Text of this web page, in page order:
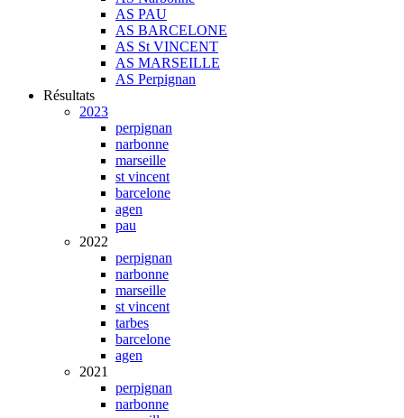
AS PAU
AS BARCELONE
AS St VINCENT
AS MARSEILLE
AS Perpignan
Résultats
2023
perpignan
narbonne
marseille
st vincent
barcelone
agen
pau
2022
perpignan
narbonne
marseille
st vincent
tarbes
barcelone
agen
2021
perpignan
narbonne